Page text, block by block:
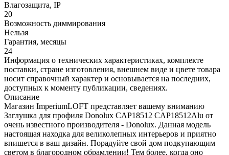
Влагозащита, IP
20
Возможность диммирования
Нельзя
Гарантия, месяцы
24
Информация о технических характеристиках, комплекте
поставки, стране изготовления, внешнем виде и цвете товара
носит справочный характер и основывается на последних,
доступных к моменту публикации, сведениях.
Описание
Магазин ImperiumLOFT представляет вашему вниманию
Заглушка для профиля Donolux CAP18512 CAP18512Alu от
очень известного производителя - Donolux. Данная модель
настоящая находка для великолепных интерьеров и приятно
впишется в ваш дизайн. Порадуйте свой дом подкупающим
светом в благородном обрамлении! Тем более, когда оно